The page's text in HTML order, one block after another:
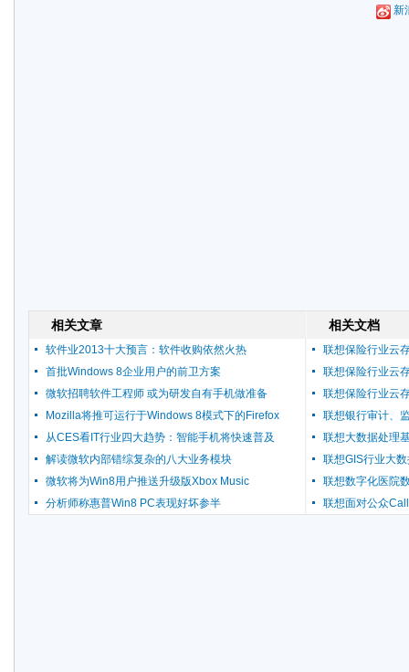
新
相关文章
软件业2013十大预言：软件收购依然火热
首批Windows 8企业用户的前卫方案
微软招聘软件工程师 或为研发自有手机做准备
Mozilla将推可运行于Windows 8模式下的Firefox
从CES看IT行业四大趋势：智能手机将快速普及
解读微软内部错综复杂的八大业务模块
微软将为Win8用户推送升级版Xbox Music
分析师称惠普Win8 PC表现好坏参半
相关文档
联想保险行业云
联想保险行业云
联想保险行业云
联想银行审计、
联想大数据处理
联想GIS行业大
联想数字化医院
联想面对公众